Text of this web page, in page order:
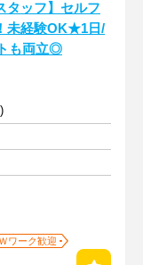
タッフ】セルフ
未経験OK★1日/
も両立◎
ワーク歓迎